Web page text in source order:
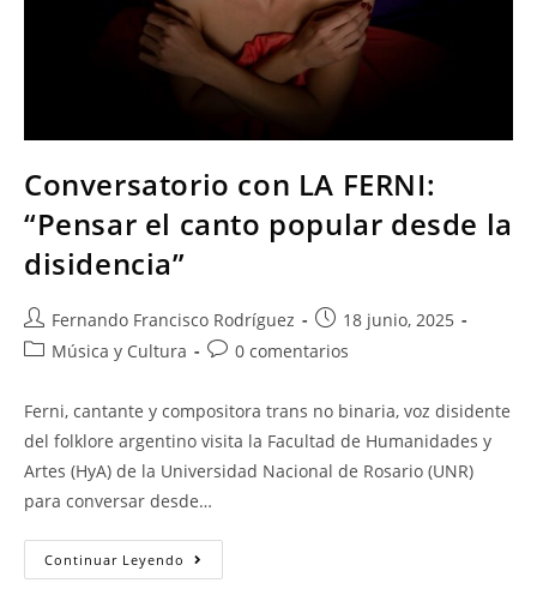
Conversatorio con LA FERNI:
“Pensar el canto popular desde la
disidencia”
Fernando Francisco Rodríguez
18 junio, 2025
Música y Cultura
0 comentarios
Ferni, cantante y compositora trans no binaria, voz disidente
del folklore argentino visita la Facultad de Humanidades y
Artes (HyA) de la Universidad Nacional de Rosario (UNR)
para conversar desde…
Continuar Leyendo